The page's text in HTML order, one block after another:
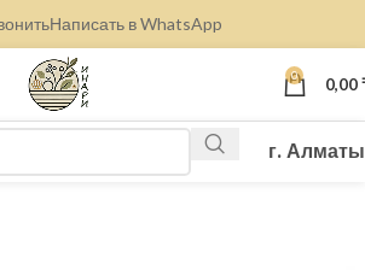
Написать в WhatsApp
0 0,00
г. Алматы